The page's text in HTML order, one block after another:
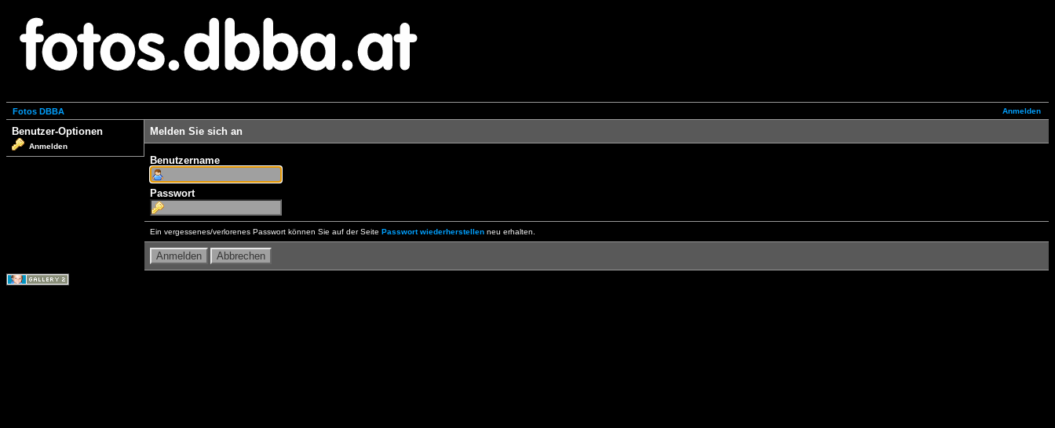
Anmelden
Fotos DBBA
Benutzer-Optionen
Anmelden
Melden Sie sich an
Benutzername
Passwort
Ein vergessenes/verlorenes Passwort können Sie auf der Seite Passwort wiederherstellen neu erhalten.